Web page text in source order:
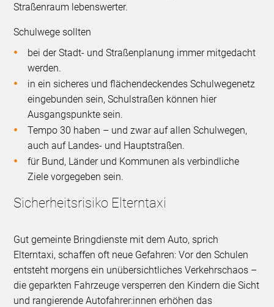
Straßenraum lebenswerter.
Schulwege sollten
bei der Stadt- und Straßenplanung immer mitgedacht
werden.
in ein sicheres und flächendeckendes Schulwegenetz
eingebunden sein, Schulstraßen können hier
Ausgangspunkte sein.
Tempo 30 haben – und zwar auf allen Schulwegen,
auch auf Landes- und Hauptstraßen.
für Bund, Länder und Kommunen als verbindliche
Ziele vorgegeben sein.
Sicherheitsrisiko Elterntaxi
Gut gemeinte Bringdienste mit dem Auto, sprich
Elterntaxi, schaffen oft neue Gefahren: Vor den Schulen
entsteht morgens ein unübersichtliches Verkehrschaos –
die geparkten Fahrzeuge versperren den Kindern die Sicht
und rangierende Autofahrer:innen erhöhen das